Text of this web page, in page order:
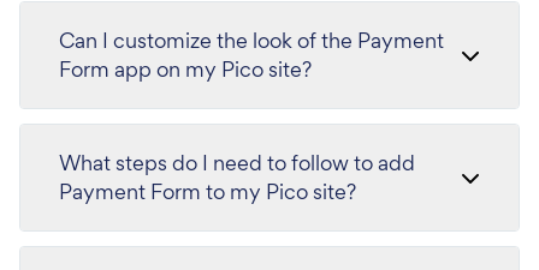
Can I customize the look of the Payment
Form app on my Pico site?
What steps do I need to follow to add
Payment Form to my Pico site?